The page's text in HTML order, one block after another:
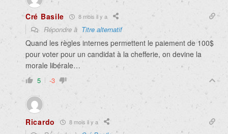
Cré Basile 8 mois il y a
Répondre à Titre alternatif
Quand les règles internes permettent le paiement de 100$
pour voter pour un candidat à la chefferie, on devine la
morale libérale…
5 -3
Ricardo 8 mois il y a